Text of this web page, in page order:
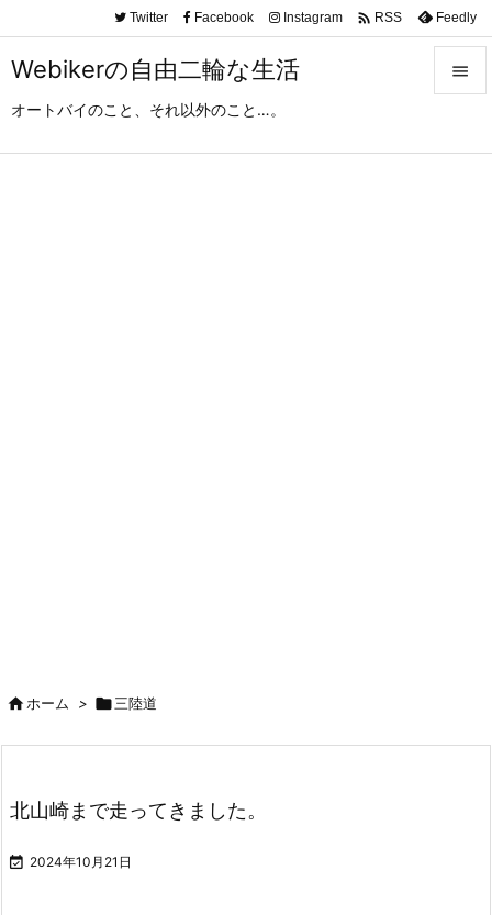
Webikerの自由二輪な生活
オートバイのこと、それ以外のこと…。

Twitter Facebook Instagram  RSS Feedly
ホーム > 三陸道
北山崎まで走ってきました。
 2024年10月21日